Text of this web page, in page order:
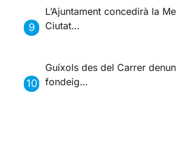
L’Ajuntament concedirà la
Ciutat…
Guíxols des del Carrer
fondeig…